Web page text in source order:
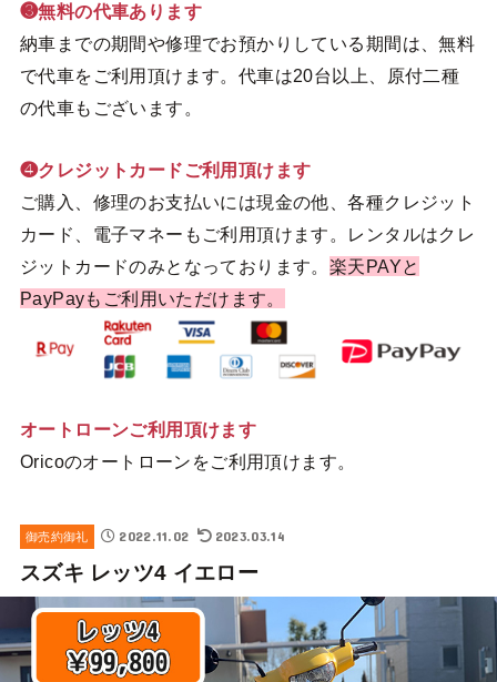
❸無料の代車あります
納車までの期間や修理でお預かりしている期間は、無料
で代車をご利用頂けます。代車は20台以上、原付二種
の代車もございます。
❹クレジットカードご利用頂けます
ご購入、修理のお支払いには現金の他、各種クレジット
カード、電子マネーもご利用頂けます。レンタルはクレ
ジットカードのみとなっております。 楽天PAYと
PayPayもご利用いただけます。
オートローンご利用頂けます
Oricoのオートローンをご利用頂けます。
御売約御礼 2022.11.02 2023.03.14
スズキ レッツ4 イエロー